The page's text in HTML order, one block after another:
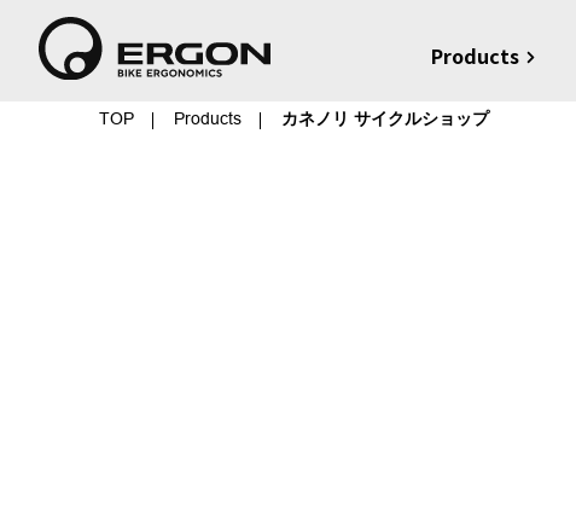
Products
TOP Products カネノリ サイクルショップ